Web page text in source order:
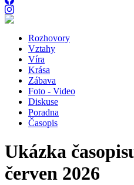
Rozhovory
Vztahy
Víra
Krása
Zábava
Foto - Video
Diskuse
Poradna
Časopis
Ukázka
červen 2026